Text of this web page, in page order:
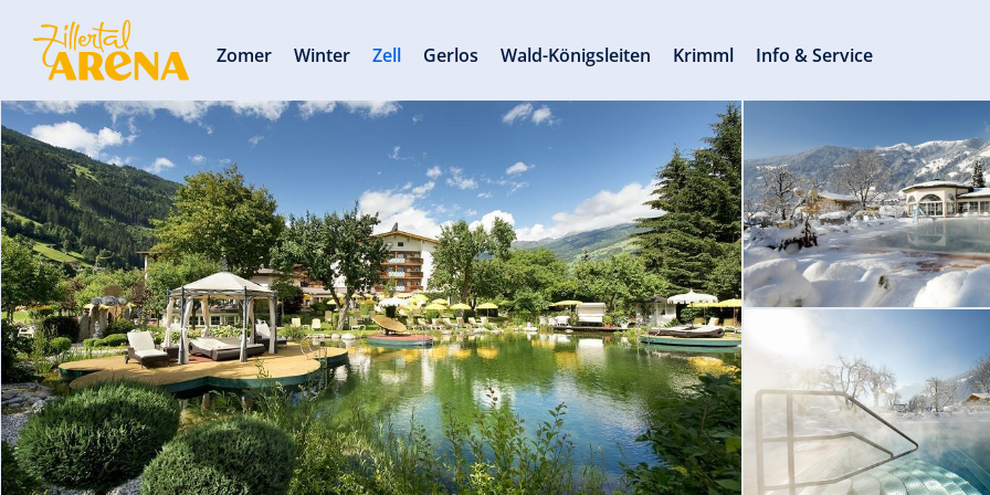
Zomer Winter Zell Gerlos Wald-Königsleiten Krimml Info & Service